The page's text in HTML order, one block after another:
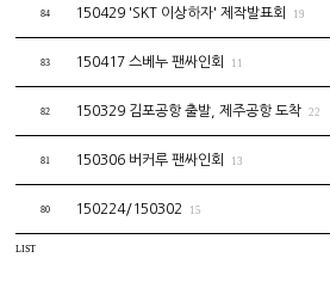
84 150429 'SKT 이상하자' 제작발표회 19
83 150417 스베누 팬싸인회 11
82 150329 김포공항 출발, 제주공항 도착 22
81 150306 버커루 팬싸인회 13
80 150224/150302 15
LIST